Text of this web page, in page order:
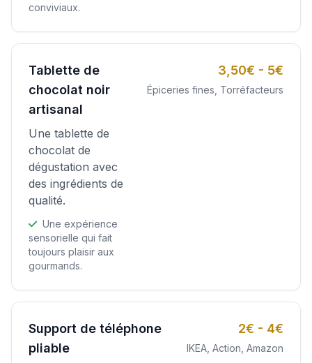
conviviaux.
Tablette de
chocolat noir
artisanal
Une tablette de
chocolat de
dégustation avec
des ingrédients de
qualité.
Une expérience
sensorielle qui fait
toujours plaisir aux
gourmands.
3,50€ - 5€
Épiceries fines, Torréfacteurs
Support de téléphone
pliable
2€ - 4€
IKEA, Action, Amazon